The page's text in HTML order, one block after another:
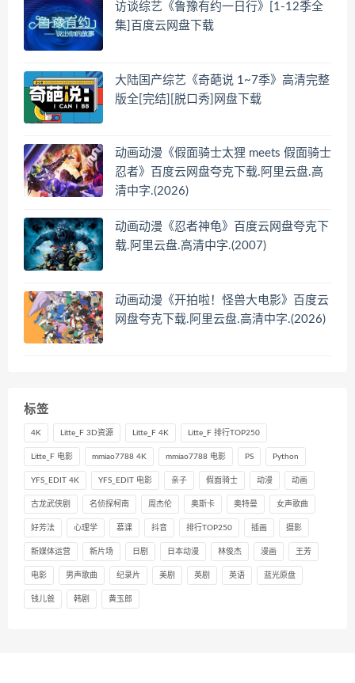
访谈综艺《鲁豫有约一日行》[1-12季全
集]百度云网盘下载
大陆国产综艺《奇葩说 1~7季》高清完整
版全[完结][脱口秀]网盘下载
动画动漫《假面骑士太狸 meets 假面骑士
忍者》百度云网盘夸克下载.阿里云盘.高
清中字.(2026)
动画动漫《忍者神龟》百度云网盘夸克下
载.阿里云盘.高清中字.(2007)
动画动漫《开拍啦！怪兽大电影》百度云
网盘夸克下载.阿里云盘.高清中字.(2026)
标签
4K Litte_F 3D资源 Litte_F 4K Litte_F 排行TOP250
Litte_F 电影 mmiao7788 4K mmiao7788 电影 PS Python
YFS_EDIT 4K YFS_EDIT 电影 亲子 假面骑士 动漫 动画
古龙武侠剧 名侦探柯南 周杰伦 奥斯卡 奥特曼 女声歌曲
好芳法 心理学 慕课 抖音 排行TOP250 插画 摄影
新媒体运营 新片场 日剧 日本动漫 林俊杰 漫画 王芳
电影 男声歌曲 纪录片 美剧 英剧 英语 蓝光原盘
钱儿爸 韩剧 黄玉郎